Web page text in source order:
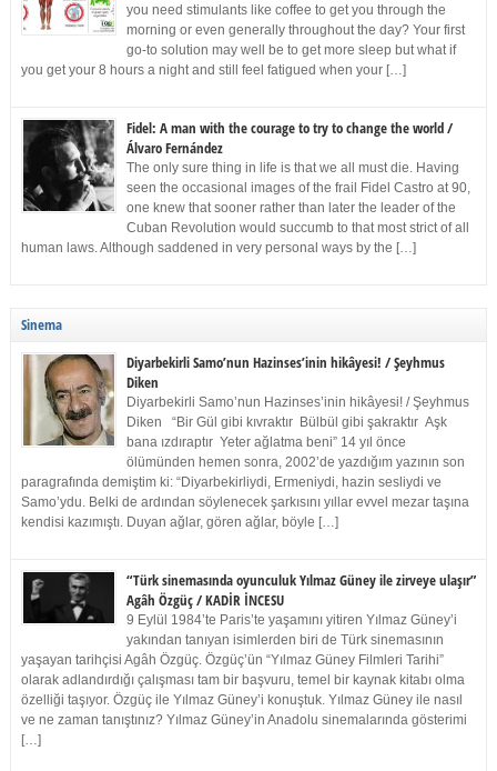
you need stimulants like coffee to get you through the
morning or even generally throughout the day? Your first
go-to solution may well be to get more sleep but what if
you get your 8 hours a night and still feel fatigued when your […]
Fidel: A man with the courage to try to change the world /
Álvaro Fernández
The only sure thing in life is that we all must die. Having
seen the occasional images of the frail Fidel Castro at 90,
one knew that sooner rather than later the leader of the
Cuban Revolution would succumb to that most strict of all
human laws. Although saddened in very personal ways by the […]
Sinema
Diyarbekirli Samo’nun Hazinses’inin hikâyesi! / Şeyhmus
Diken
Diyarbekirli Samo’nun Hazinses’inin hikâyesi! / Şeyhmus
Diken “Bir Gül gibi kıvraktır Bülbül gibi şakraktır Aşk
bana ızdıraptır Yeter ağlatma beni” 14 yıl önce
ölümünden hemen sonra, 2002’de yazdığım yazının son
paragrafında demiştim ki: “Diyarbekirliydi, Ermeniydi, hazin sesliydi ve
Samo’ydu. Belki de ardından söylenecek şarkısını yıllar evvel mezar taşına
kendisi kazımıştı. Duyan ağlar, gören ağlar, böyle […]
“Türk sinemasında oyunculuk Yılmaz Güney ile zirveye ulaşır”
Agâh Özgüç / KADİR İNCESU
9 Eylül 1984’te Paris’te yaşamını yitiren Yılmaz Güney’i
yakından tanıyan isimlerden biri de Türk sinemasının
yaşayan tarihçisi Agâh Özgüç. Özgüç’ün “Yılmaz Güney Filmleri Tarihi”
olarak adlandırdığı çalışması tam bir başvuru, temel bir kaynak kitabı olma
özelliği taşıyor. Özgüç ile Yılmaz Güney’i konuştuk. Yılmaz Güney ile nasıl
ve ne zaman tanıştınız? Yılmaz Güney’in Anadolu sinemalarında gösterimi
[…]